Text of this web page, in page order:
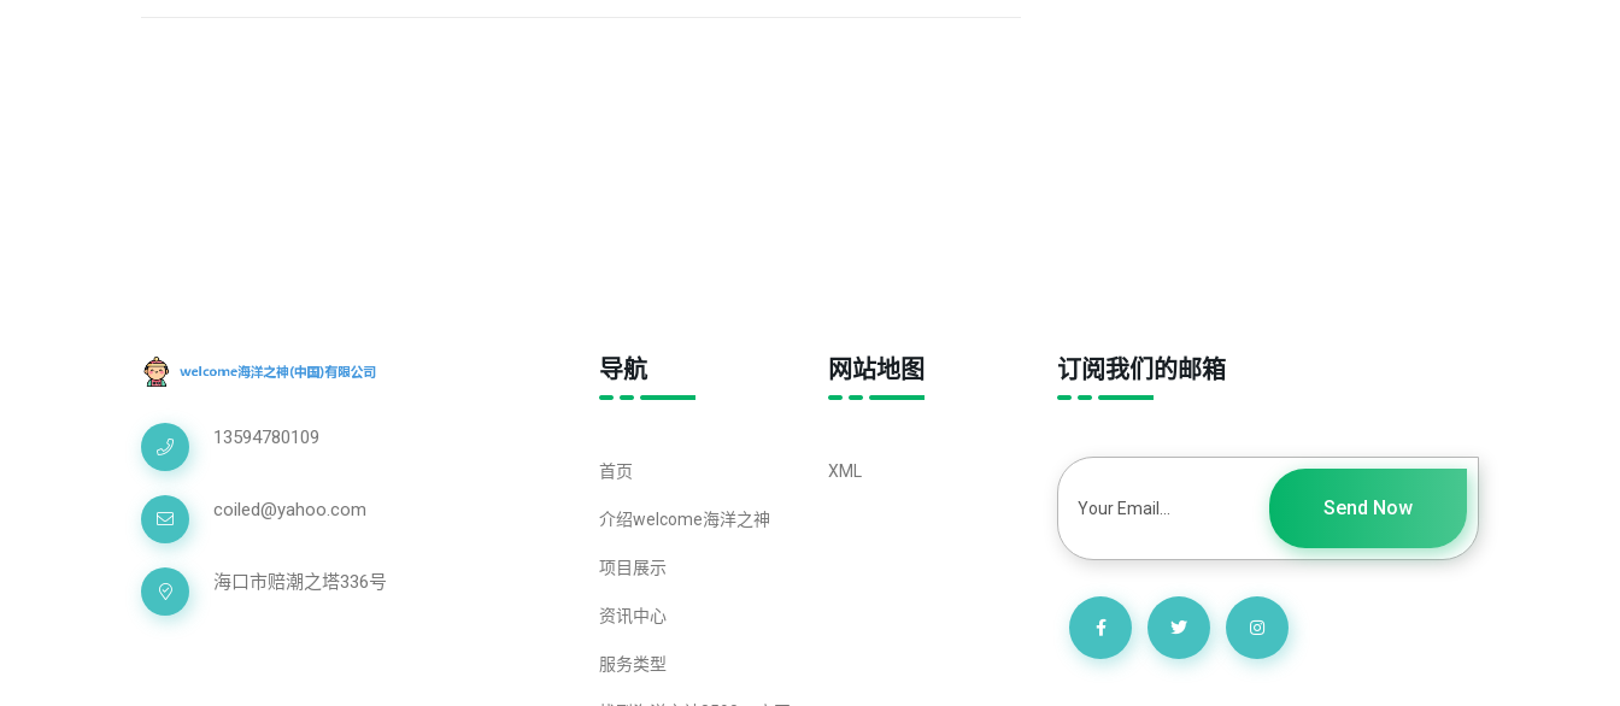
13594780109
coiled@yahoo.com
海口市赔潮之塔336号
导航
首页
介绍welcome海洋之神
项目展示
资讯中心
服务类型
网站地图
XML
订阅我们的邮箱
Send Now